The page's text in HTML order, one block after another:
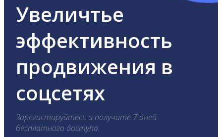
Увеличтье
эффективность
продвижения в
соцсетях
Зарегистируйтесь и получите 7 дней
бесплатного доступа.